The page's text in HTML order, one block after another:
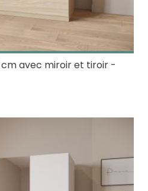
avec miroir et tiroir -